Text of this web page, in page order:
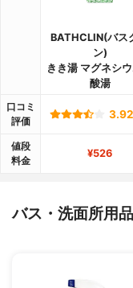
BATHCLIN(バス
ン)
きき湯 マグネシ
酸湯
口コミ
評価
3.92
値段
料金
¥526
バス・洗面所用